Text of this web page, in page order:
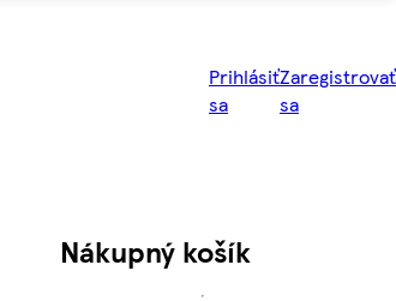
Prihlásiť
sa
Zaregistrovať
sa
Nákupný košík